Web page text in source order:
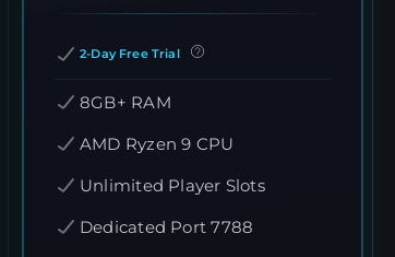
2-Day Free Trial
8GB+ RAM
AMD Ryzen 9 CPU
Unlimited Player Slots
Dedicated Port 7788